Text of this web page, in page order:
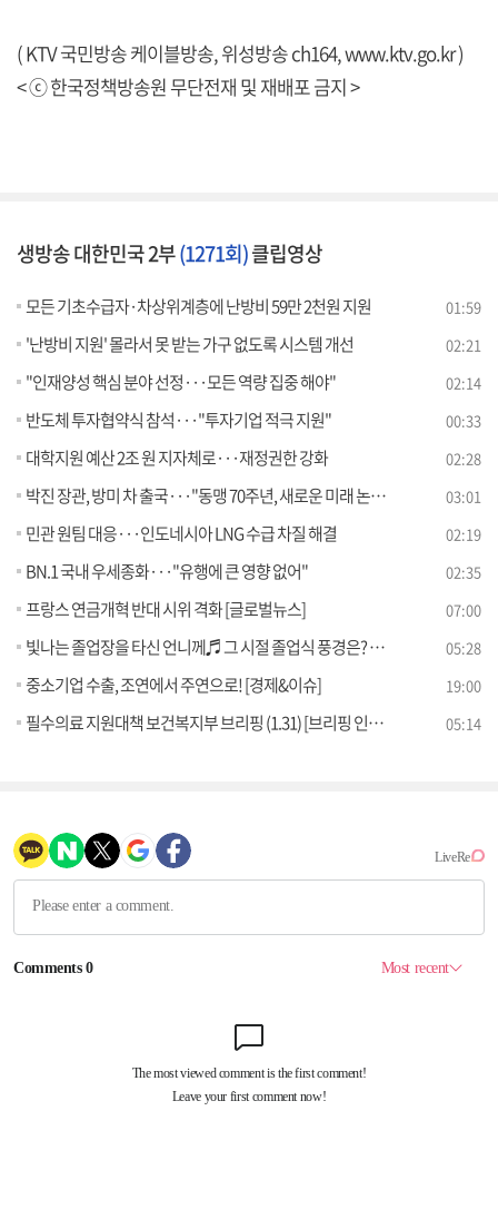
( KTV 국민방송 케이블방송, 위성방송 ch164,www.ktv.go.kr)
< ⓒ 한국정책방송원 무단전재 및 재배포 금지 >
생방송 대한민국 2부(1271회)클립영상
모든 기초수급자·차상위계층에 난방비 59만 2천원 지원 01:59
'난방비 지원' 몰라서 못 받는 가구 없도록 시스템 개선 02:21
"인재양성 핵심 분야 선정···모든 역량 집중 해야" 02:14
반도체 투자협약식 참석···"투자기업 적극 지원" 00:33
대학지원 예산 2조 원 지자체로···재정권한 강화 02:28
박진 장관, 방미 차 출국···"동맹 70주년, 새로운 미래 논의" 03:01
민관 원팀 대응···인도네시아 LNG 수급 차질 해결 02:19
BN.1 국내 우세종화···"유행에 큰 영향 없어" 02:35
프랑스 연금개혁 반대 시위 격화 [글로벌뉴스] 07:00
빛나는 졸업장을 타신 언니께♬ 그 시절 졸업식 풍경은? [라떼는 뉴우스] 05:28
중소기업 수출, 조연에서 주연으로! [경제&이슈] 19:00
필수의료 지원대책 보건복지부 브리핑 (1.31) [브리핑 인사이트] 05:14